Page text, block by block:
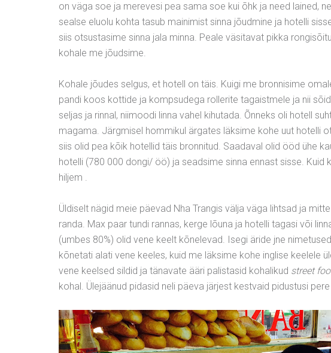
on väga soe ja merevesi pea sama soe kui õhk ja need lained,
sealse eluolu kohta tasub mainimist sinna jõudmine ja hotelli
siis otsustasime sinna jala minna. Peale väsitavat pikka
kohale me jõudsime.
Kohale jõudes selgus, et hotell on täis. Kuigi me bronnisime
pandi koos kottide ja kompsudega rollerite tagaistmele ja nii
seljas ja rinnal, niimoodi linna vahel kihutada. Õnneks oli hotell
magama. Järgmisel hommikul ärgates läksime kohe uut hotelli
siis olid pea kõik hotellid täis bronnitud. Saadaval olid ööd ühe
hotelli (780 000 dongi/ öö) ja seadsime sinna ennast sisse. Kuid
hiljem .
Üldiselt nägid meie päevad Nha Trangis välja väga lihtsad ja
randa. Max paar tundi rannas, kerge lõuna ja hotelli tagasi või
(umbes 80%) olid vene keelt kõnelevad. Isegi äride jne
kõnetati alati vene keeles, kuid me läksime kohe inglise
vene keelsed sildid ja tänavate ääri palistasid kohalikud street
kohal. Ülejäänud pidasid neli päeva järjest kestvaid pidustusi